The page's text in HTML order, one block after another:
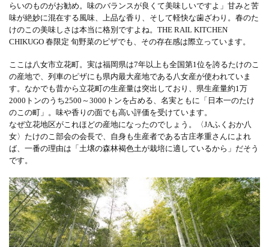
らいのものがお勧め。味のバランスが良くて美味しいですよ」甘みと苦
味が絶妙に混在する風味、上品な香り、そして軽快な歯ざわり。春のた
けのこの美味しさは本当に格別ですよね。THE RAIL KITCHEN
CHIKUGO 春限定 旬野菜のピザでも、その存在感は際立っています。
ここは八女市立花町。実は福岡県は7年以上も全国第1位を誇るたけのこ
の産地で、列車のピザにも県内最大産地である八女産が使われていま
す。なかでも昔から立花町の生産量は突出しており、県生産量約1万
2000トンのうち2500～3000トンを占める、名実ともに「日本一のたけ
のこの町」。味や香りの面でも高い評価を受けています。
なぜ立花地区がこれほどの産地になったのでしょう。〈JAふくおか八
女〉たけのこ部会の会長で、自身も生産者である古庄孝重さんによれ
ば、一番の理由は「土壌の森林褐色土が栽培に適しているから」だそう
です。